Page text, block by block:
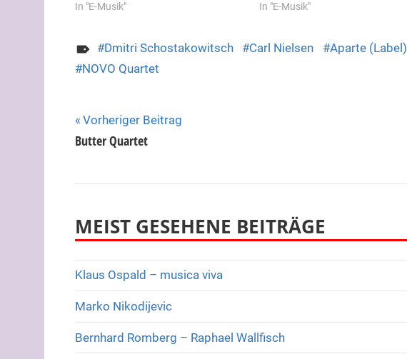
In "E-Musik"
In "E-Musik"
Dmitri Schostakowitsch Carl Nielsen Aparte (Label)
NOVO Quartet
Beitragsnavigation
Vorheriger Beitrag
Butter Quartet
MEIST GESEHENE BEITRÄGE
Klaus Ospald – musica viva
Marko Nikodijevic
Bernhard Romberg – Raphael Wallfisch